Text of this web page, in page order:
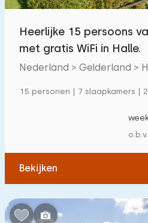
Heerlijke 15 persoons
met gratis WiFi in Halle.
Nederland > Gelderland >
15 personen | 7 slaapkamers |
Bekijken